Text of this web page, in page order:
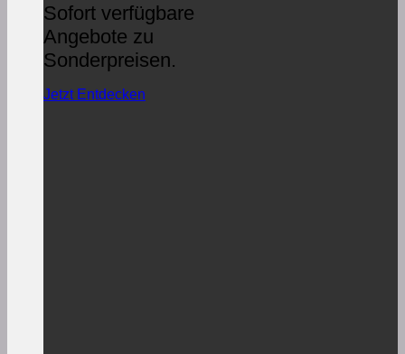
Sofort verfügbare
Angebote zu
Sonderpreisen.
Jetzt Entdecken